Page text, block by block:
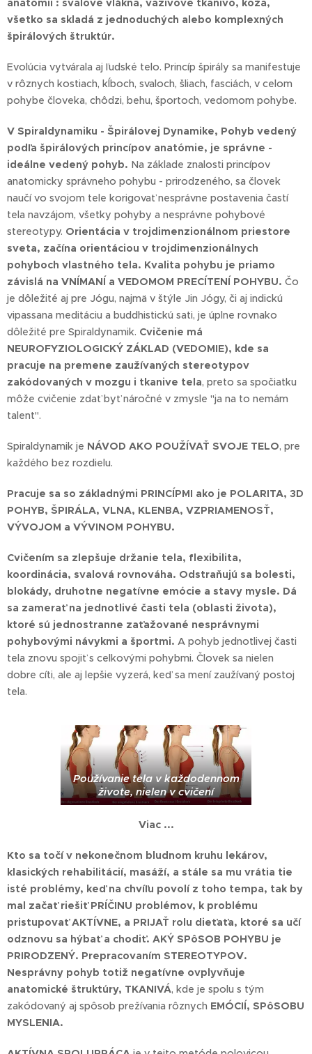
anatómii : svalové vlákna, väzivové tkanivo, koža,
všetko sa skladá z jednoduchých alebo komplexných
špirálových štruktúr.
Evolúcia vytvárala aj ľudské telo. Princíp špirály sa manifestuje
v rôznych kostiach, kĺboch, svaloch, šliach, fasciách, v celom
pohybe človeka, chôdzi, behu, športoch, vedomom pohybe.
V Spiraldynamiku - Špirálovej Dynamike, Pohyb vedený
podľa špirálových princípov anatómie, je správne -
ideálne vedený pohyb. Na základe znalosti princípov
anatomicky správneho pohybu - prirodzeného, sa človek
naučí vo svojom tele korigovať nesprávne postavenia častí
tela navzájom, všetky pohyby a nesprávne pohybové
stereotypy. Orientácia v trojdimenzionálnom priestore
sveta, začína orientáciou v trojdimenzionálnych
pohyboch vlastného tela. Kvalita pohybu je priamo
závislá na VNÍMANÍ a VEDOMOM PRECÍTENÍ POHYBU. Čo
je dôležité aj pre Jógu, najmä v štýle Jin Jógy, či aj indickú
vipassana meditáciu a buddhistickú sati, je úplne rovnako
dôležité pre Spiraldynamik. Cvičenie má
NEUROFYZIOLOGICKÝ ZÁKLAD (VEDOMIE), kde sa
pracuje na premene zaužívaných stereotypov
zakódovaných v mozgu i tkanive tela, preto sa spočiatku
môže cvičenie zdať byť náročné v zmysle "ja na to nemám
talent".
Spiraldynamik je NÁVOD AKO POUŽÍVAŤ SVOJE TELO, pre
každého bez rozdielu.
Pracuje sa so základnými PRINCÍPMI ako je POLARITA, 3D
POHYB, ŠPIRÁLA, VLNA, KLENBA, VZPRIAMENOSŤ,
VÝVOJOM a VÝVINOM POHYBU.
Cvičením sa zlepšuje držanie tela, flexibilita,
koordinácia, svalová rovnováha. Odstraňujú sa bolesti,
blokády, druhotne negatívne emócie a stavy mysle. Dá
sa zamerať na jednotlivé časti tela (oblasti života),
ktoré sú jednostranne zaťažované nesprávnymi
pohybovými návykmi a športmi. A pohyb jednotlivej časti
tela znovu spojiť s celkovými pohybmi. Človek sa nielen
dobre cíti, ale aj lepšie vyzerá, keď sa mení zaužívaný postoj
tela.
Používanie tela v každodennom
živote, nielen v cvičení
Viac ...
Kto sa točí v nekonečnom bludnom kruhu lekárov,
klasických rehabilitácií, masáží, a stále sa mu vrátia tie
isté problémy, keď na chvíľu povolí z toho tempa, tak by
mal začať riešiť PRÍČINU problémov, k problému
pristupovať AKTÍVNE, a PRIJAŤ rolu dieťaťa, ktoré sa učí
odznovu sa hýbať a chodiť. AKÝ SPôSOB POHYBU je
PRIRODZENÝ. Prepracovaním STEREOTYPOV.
Nesprávny pohyb totiž negatívne ovplyvňuje
anatomické štruktúry, TKANIVÁ, kde je spolu s tým
zakódovaný aj spôsob prežívania rôznych EMÓCIÍ, SPôSOBU
MYSLENIA.